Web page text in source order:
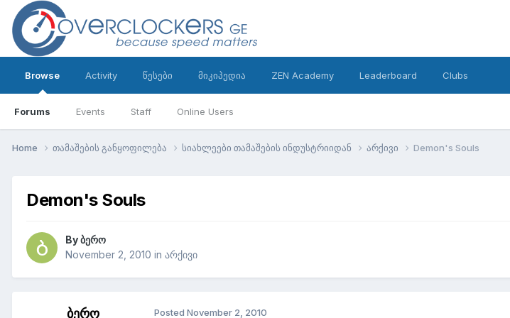
Browse
Forums Events Staff Online Users
Activity წესები მიკიპედია ZEN Academy Leaderboard Clubs
Home თამაშების განყოფილება სიახლეები თამაშების ინდუსტრიიდან არქივი Demon's Souls
Demon's Souls
Byბერო
November 2, 2010 in არქივი
ბერო Posted November 2, 2010